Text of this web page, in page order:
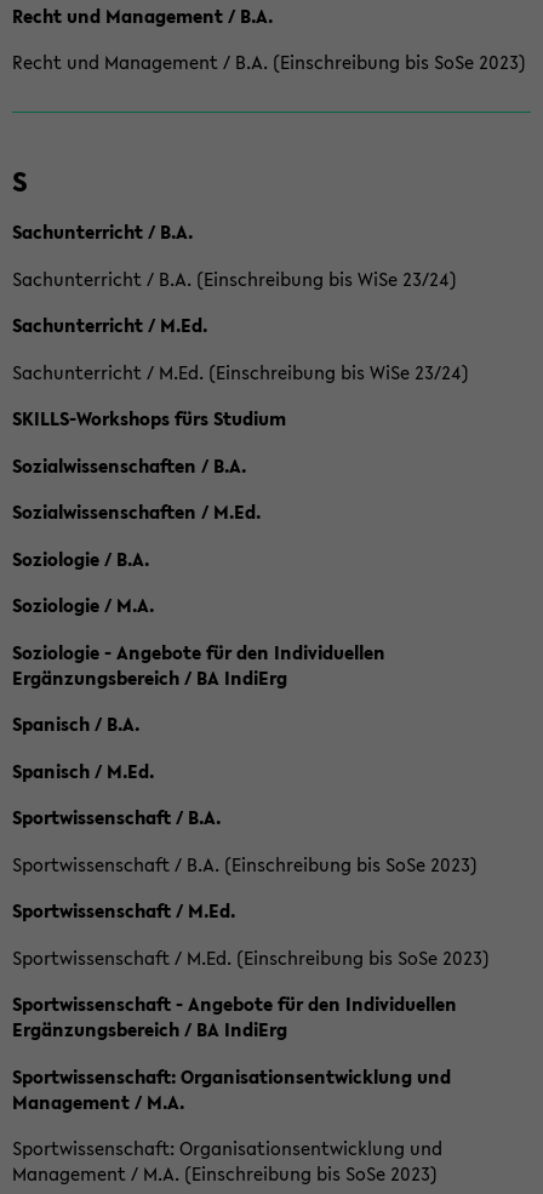
Recht und Management / B.A.
Recht und Management / B.A. (Einschreibung bis SoSe 2023)
S
Sachunterricht / B.A.
Sachunterricht / B.A. (Einschreibung bis WiSe 23/24)
Sachunterricht / M.Ed.
Sachunterricht / M.Ed. (Einschreibung bis WiSe 23/24)
SKILLS-Workshops fürs Studium
Sozialwissenschaften / B.A.
Sozialwissenschaften / M.Ed.
Soziologie / B.A.
Soziologie / M.A.
Soziologie - Angebote für den Individuellen
Ergänzungsbereich / BA IndiErg
Spanisch / B.A.
Spanisch / M.Ed.
Sportwissenschaft / B.A.
Sportwissenschaft / B.A. (Einschreibung bis SoSe 2023)
Sportwissenschaft / M.Ed.
Sportwissenschaft / M.Ed. (Einschreibung bis SoSe 2023)
Sportwissenschaft - Angebote für den Individuellen
Ergänzungsbereich / BA IndiErg
Sportwissenschaft: Organisationsentwicklung und
Management / M.A.
Sportwissenschaft: Organisationsentwicklung und
Management / M.A. (Einschreibung bis SoSe 2023)